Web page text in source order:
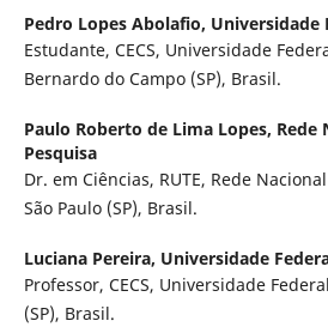
Pedro Lopes Abolafio, Universidade
Estudante, CECS, Universidade
Bernardo do Campo (SP), Brasil.
Paulo Roberto de Lima Lopes, Rede
Pesquisa
Dr. em Ciências, RUTE, Rede
São Paulo (SP), Brasil.
Luciana Pereira, Universidade
Professor, CECS, Universidade
(SP), Brasil.